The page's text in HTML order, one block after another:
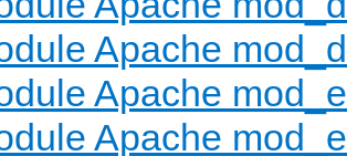
Apache
Apache
Apache